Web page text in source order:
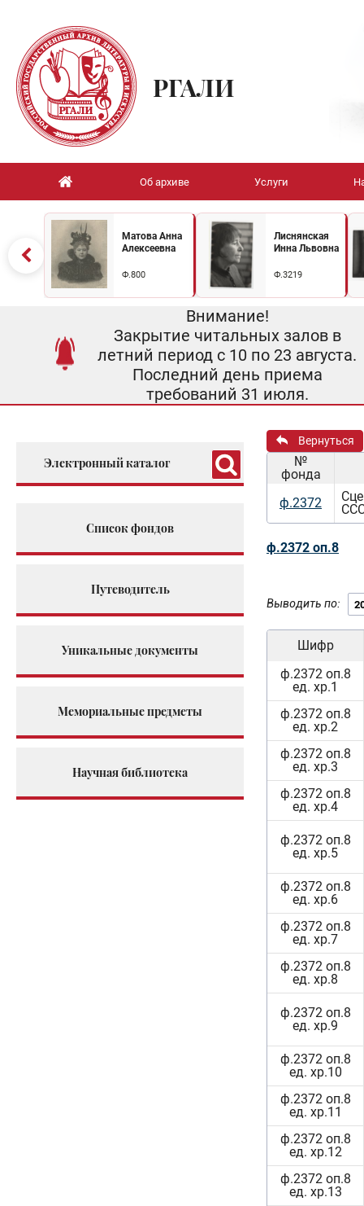
РГАЛИ
Об архиве Услуги
Матова Анна
Алексеевна
Ф.800
Лиснянская
Инна Львовна
Ф.3219
Внимание!
Закрытие читальных залов в
летний период с 10 по 23 августа.
Последний день приема
требований 31 июля.
Электронный каталог
Список фондов
Путеводитель
Уникальные документы
Мемориальные предметы
Научная библиотека
Вернуться
№
фонда
ф.2372
ф.2372 оп.8
Выводить по:
Шифр
ф.2372 оп.8
ед. хр.1
ф.2372 оп.8
ед. хр.2
ф.2372 оп.8
ед. хр.3
ф.2372 оп.8
ед. хр.4
ф.2372 оп.8
ед. хр.5
ф.2372 оп.8
ед. хр.6
ф.2372 оп.8
ед. хр.7
ф.2372 оп.8
ед. хр.8
ф.2372 оп.8
ед. хр.9
ф.2372 оп.8
ед. хр.10
ф.2372 оп.8
ед. хр.11
ф.2372 оп.8
ед. хр.12
ф.2372 оп.8
ед. хр.13